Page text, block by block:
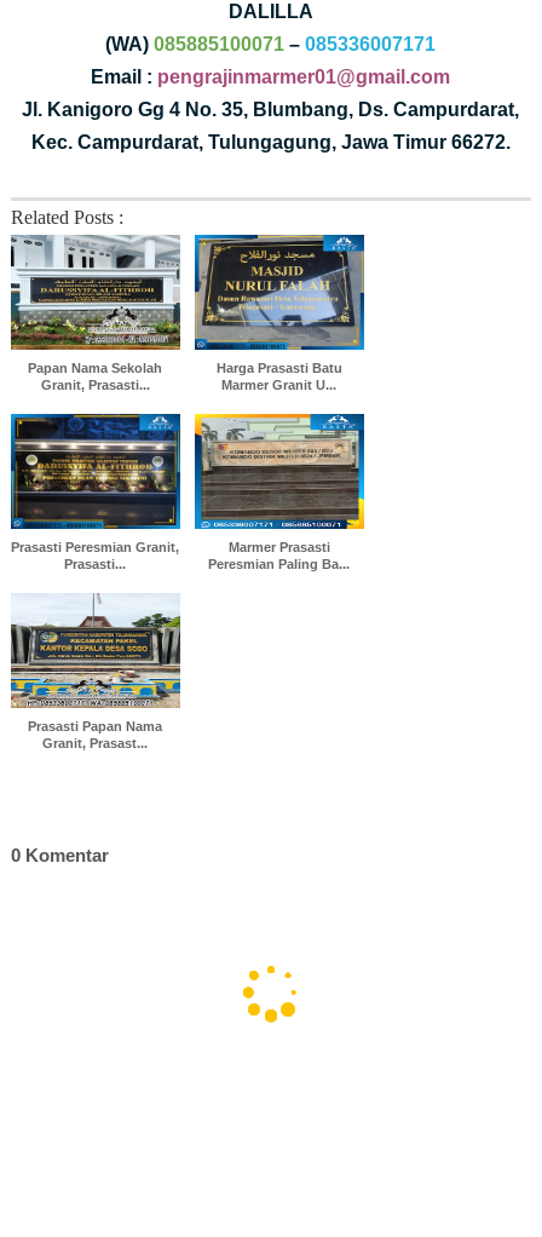
DALILLA
(WA)085885100071 –085336007171
Email : pengrajinmarmer01@gmail.com
Jl. Kanigoro Gg 4 No. 35, Blumbang, Ds. Campurdarat,
Kec. Campurdarat, Tulungagung, Jawa Timur 66272.
Related Posts :
Papan Nama Sekolah
Granit, Prasasti...
Harga Prasasti Batu
Marmer Granit U...
Prasasti Peresmian Granit,
Prasasti...
Marmer Prasasti
Peresmian Paling Ba...
Prasasti Papan Nama
Granit, Prasast...
0 Komentar